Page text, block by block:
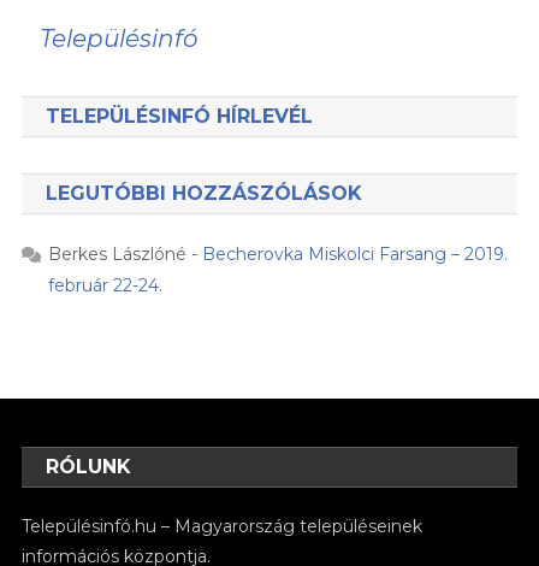
Településinfó
TELEPÜLÉSINFÓ HÍRLEVÉL
LEGUTÓBBI HOZZÁSZÓLÁSOK
Berkes Lászlóné - Becherovka Miskolci Farsang – 2019.
február 22-24.
RÓLUNK
Településinfó.hu – Magyarország településeinek
információs központja.